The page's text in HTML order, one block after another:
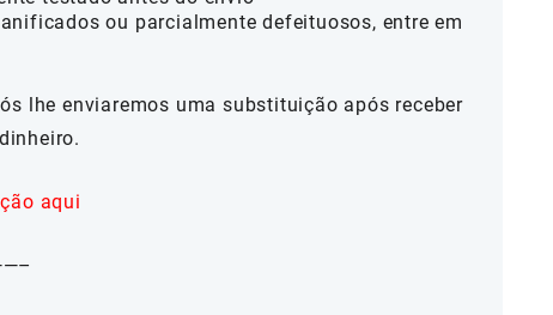
ou parcialmente defeituosos, entre em
lhe enviaremos uma substituição após receber
aqui